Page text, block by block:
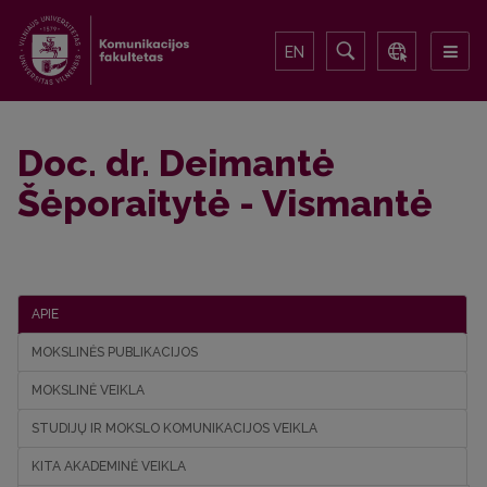
EN
Doc. dr. Deimantė
Šėporaitytė - Vismantė
APIE
MOKSLINĖS PUBLIKACIJOS
MOKSLINĖ VEIKLA
STUDIJŲ IR MOKSLO KOMUNIKACIJOS VEIKLA
KITA AKADEMINĖ VEIKLA